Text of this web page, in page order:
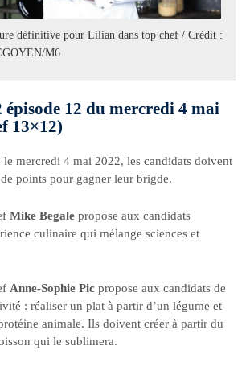
définitive pour Lilian dans top chef / Crédit :
M6
épisode 12 du mercredi 4 mai
13×12)
le mercredi 4 mai 2022, les candidats doivent
points pour gagner leur brigde.
Mike Begale propose aux candidats
culinaire qui mélange sciences et
Anne-Sophie Pic propose aux candidats de
: réaliser un plat à partir d’un légume et
animale. Ils doivent créer à partir du
qui le sublimera.